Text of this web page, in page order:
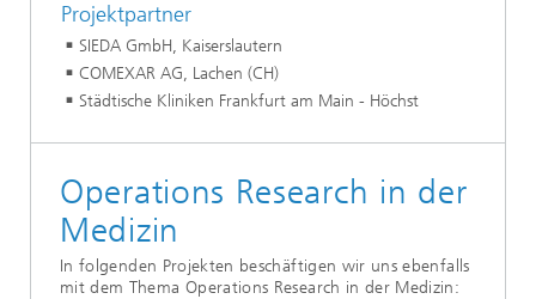
Projektpartner
SIEDA GmbH, Kaiserslautern
COMEXAR AG, Lachen (CH)
Städtische Kliniken Frankfurt am Main - Höchst
Operations Research in der
Medizin
In folgenden Projekten beschäftigen wir uns ebenfalls
mit dem Thema Operations Research in der Medizin: